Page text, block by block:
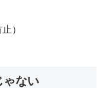
）
ゃない